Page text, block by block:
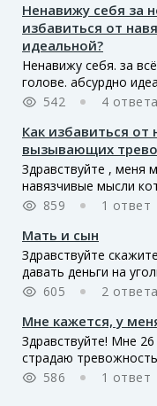
Ненавижу себя за
избавиться от
идеальной?
Ненавижу себя. за
голове. абсурдно
542
4 ответа
Как избавиться
вызывающих
Здравствуйте , меня
навязчивые мысли
859
1 ответ
Мать и сын
Здравствуйте
давать деньги на
605
2 ответа
Мне кажется, у
Здравствуйте! Мне
страдаю
586
1 ответ